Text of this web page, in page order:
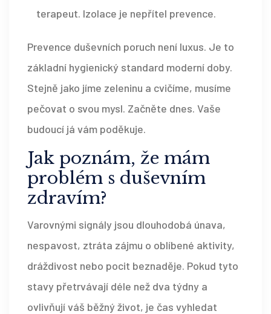
terapeut. Izolace je nepřítel prevence.
Prevence duševních poruch není luxus. Je to
základní hygienický standard moderní doby.
Stejně jako jíme zeleninu a cvičíme, musíme
pečovat o svou mysl. Začněte dnes. Vaše
budoucí já vám poděkuje.
Jak poznám, že mám
problém s duševním
zdravím?
Varovnými signály jsou dlouhodobá únava,
nespavost, ztráta zájmu o oblíbené aktivity,
dráždivost nebo pocit beznaděje. Pokud tyto
stavy přetrvávají déle než dva týdny a
ovlivňují váš běžný život, je čas vyhledat